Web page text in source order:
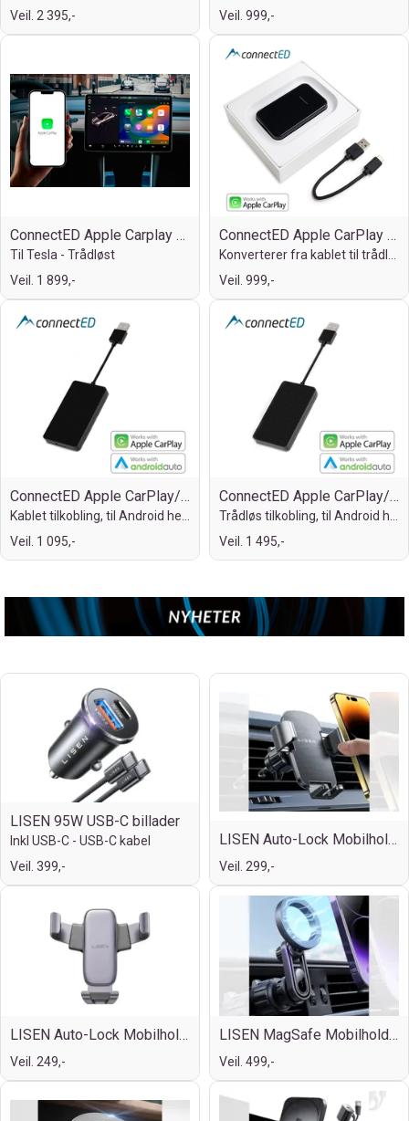
Veil. 2 395,- Veil. 999,-
ConnectED Apple Carplay adapter
Til Tesla - Trådløst
Veil. 1 899,-
ConnectED Apple CarPlay adapter
Veil. 999,-
ConnectED Apple CarPlay/Android Auto
Veil. 1 095,-
ConnectED Apple CarPlay/Android Auto*
Veil. 1 495,-
LISEN 95W USB-C billader
Inkl USB-C - USB-C kabel
Veil. 399,-
LISEN Auto-Lock Mobilholder
Veil. 299,-
LISEN Auto-Lock Mobilholder
Veil. 249,-
LISEN MagSafe Mobilholder
Veil. 499,-